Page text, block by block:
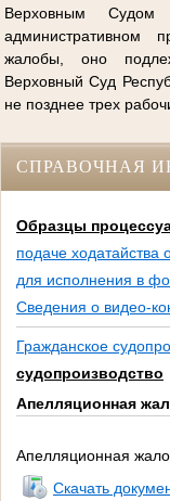
Верховным Судом
административном
жалобы, оно
Верховный Суд
не позднее трех
СПРАВОЧНАЯ
Образцы
подаче ходатайства
для исполнения в
Сведения о видео-
Гражданское
судопроизводство
Апелляционная
Апелляционная
Скачать